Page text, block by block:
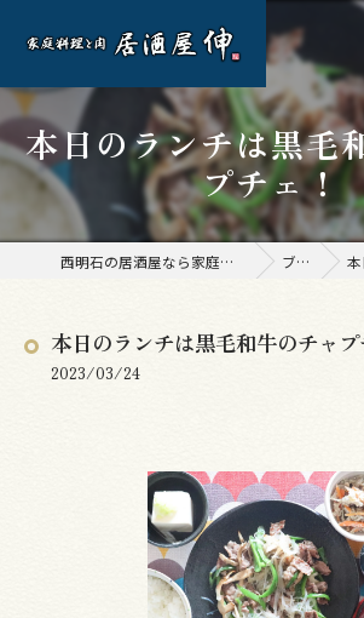
本日のランチは黒毛
プチェ！
西明石の居酒屋なら家庭料理と肉 居酒屋 伸 ブログ 本
本日のランチは黒毛和牛のチャプ
2023/03/24